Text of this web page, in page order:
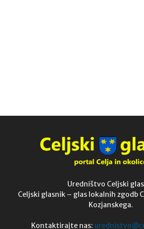
Uredništvo Celjski
Celjski glasnik – glas lokalnih zgodb
Kozjanskega.
Kontaktirajte nas: